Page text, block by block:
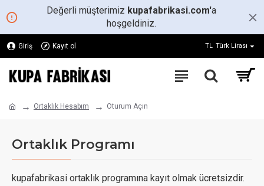
Değerli müşterimiz kupafabrikasi.com'a
hoşgeldiniz.
Giriş Kayıt ol TL Türk Lirası
Ortaklık Hesabım Oturum Açın
Ortaklık Programı
kupafabrikasi ortaklık programına kayıt olmak ücretsizdir.